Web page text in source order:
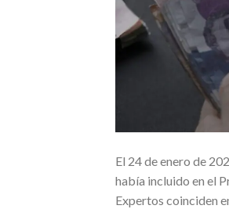
El 24 de enero de
había incluido en el
Expertos coinciden